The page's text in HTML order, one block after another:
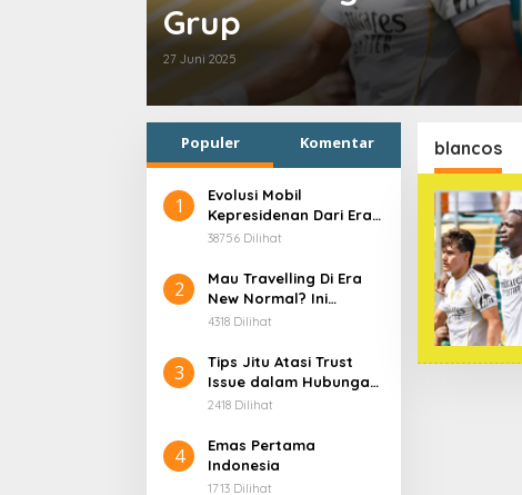
Grup
27 Juni 2025
Populer Komentar
1
Evolusi Mobil
Kepresidenan Dari Era
Soekarno
38756 Dilihat
2
Mau Travelling Di Era
New Normal? Ini
Beberapa Hal Yang
Persiapkan!
4318 Dilihat
3
Tips Jitu Atasi Trust
Issue dalam Hubungan,
Dijamin Ampuh!
2418 Dilihat
4
Emas Pertama
Indonesia
1713 Dilihat
blancos